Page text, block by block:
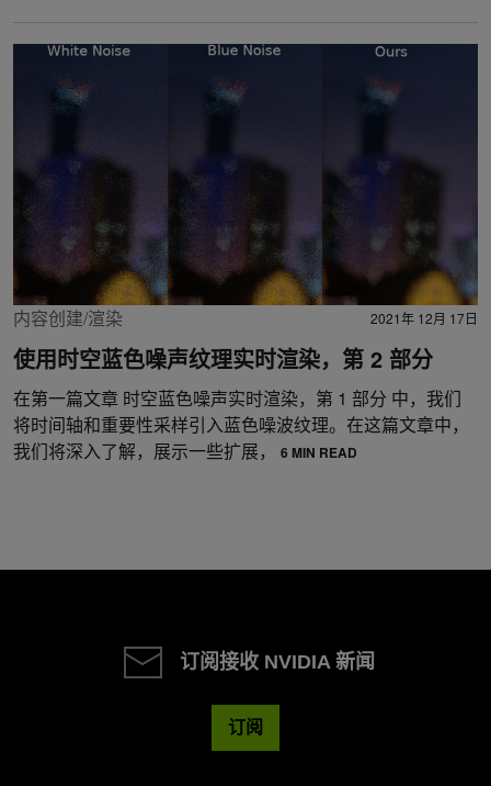
内容创建/渲染 2021年 12月 17日
使用时空蓝色噪声纹理实时渲染，第 2 部分
在第一篇文章 时空蓝色噪声实时渲染，第 1 部分 中，我们
将时间轴和重要性采样引入蓝色噪波纹理。在这篇文章中，
我们将深入了解，展示一些扩展，
6 MIN READ
订阅接收 NVIDIA 新闻
订阅